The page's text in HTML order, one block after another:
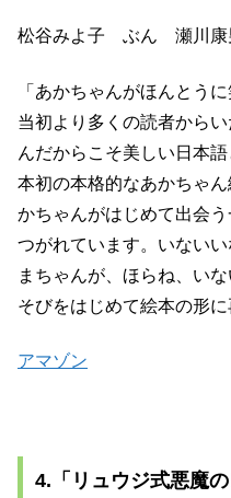
松谷みよ子 ぶん 瀬川
「あかちゃんがほんとう
当初より多くの読者から
んだからこそ美しい日本
本初の本格的なあかちゃ
かちゃんがはじめて出会
つがれています。いない
まちゃんが、ほらね、い
そびをはじめて絵本の形に
アマゾン
4.「リュウジ式悪魔の